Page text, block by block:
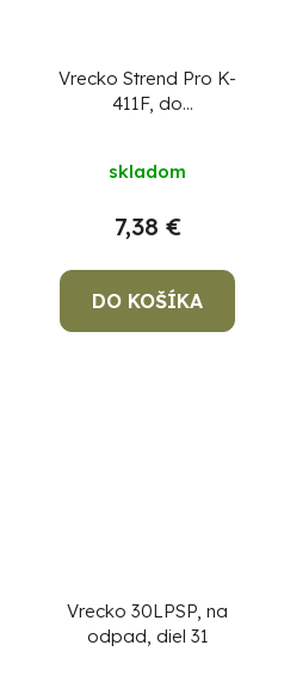
Vrecko Strend Pro K-
411F, do
bal. 3 ks
skladom
7,38 €
DO KOŠÍKA
Vrecko 30LPSP, na
odpad, diel 31